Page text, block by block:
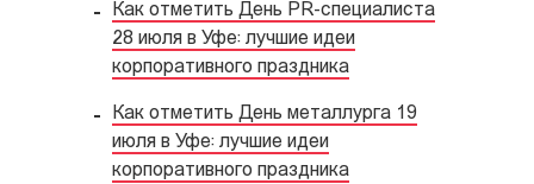
Как отметить День PR-специалиста
28 июля в Уфе: лучшие идеи
корпоративного праздника
Как отметить День металлурга 19
июля в Уфе: лучшие идеи
корпоративного праздника